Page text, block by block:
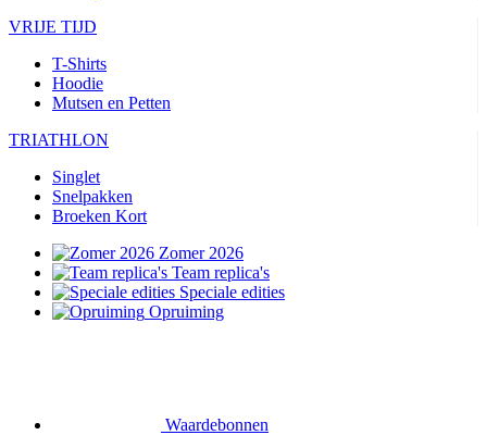
VRIJE TIJD
T-Shirts
Hoodie
Mutsen en Petten
TRIATHLON
Singlet
Snelpakken
Broeken Kort
Zomer 2026
Team replica's
Speciale edities
Opruiming
Shirts Lange Mouw